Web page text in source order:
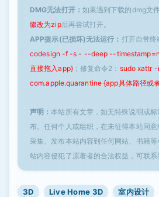
DMG无法打开： 如果遇到下载的dmg文
缀改为zip后再尝试打开。
APP提示(已损坏)无法运行： 打开自带终
codesign -f -s - --deep --
直接拖入app}；修复命令2： sudo xattr
com.apple.quarantine {app具体路径或
声明：本站所有文章，如无特殊说明或
布。任何个人或组织，在未征得本站同意
采集、发布本站内容到任何网站、书籍
站内容侵犯了原著者的合法权益，可联系
3D Live Home 3D 室内设计